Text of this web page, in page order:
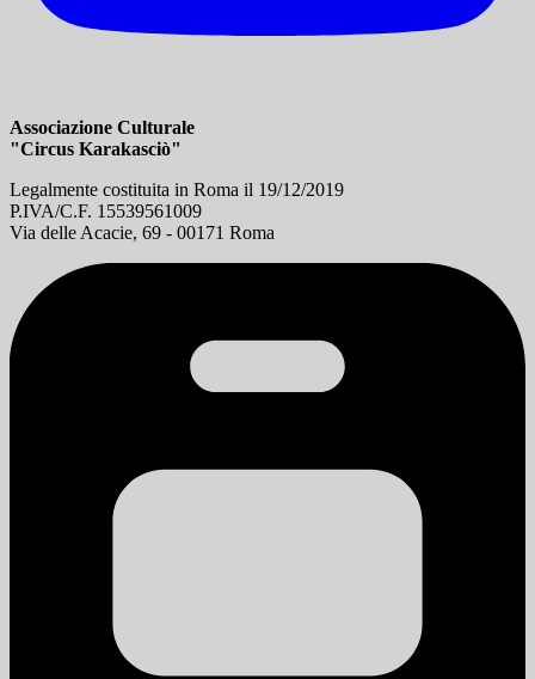
Associazione Culturale
"Circus Karakasciò"
Legalmente costituita in Roma il 19/12/2019
P.IVA/C.F. 15539561009
Via delle Acacie, 69 - 00171 Roma